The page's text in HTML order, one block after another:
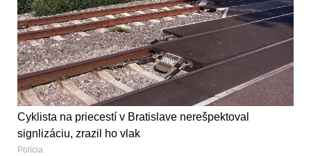
Cyklista na priecestí v Bratislave nerešpektoval
signlizáciu, zrazil ho vlak
Polícia